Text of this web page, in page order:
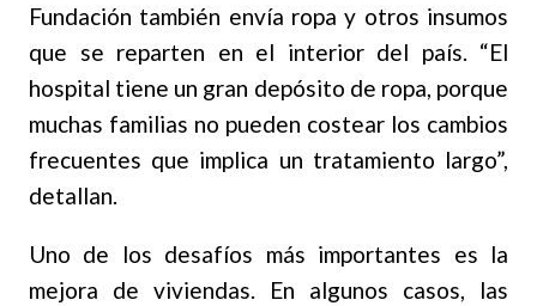
Fundación también envía ropa y otros insumos
que se reparten en el interior del país. “El
hospital tiene un gran depósito de ropa, porque
muchas familias no pueden costear los cambios
frecuentes que implica un tratamiento largo”,
detallan.
Uno de los desafíos más importantes es la
mejora de viviendas. En algunos casos, las